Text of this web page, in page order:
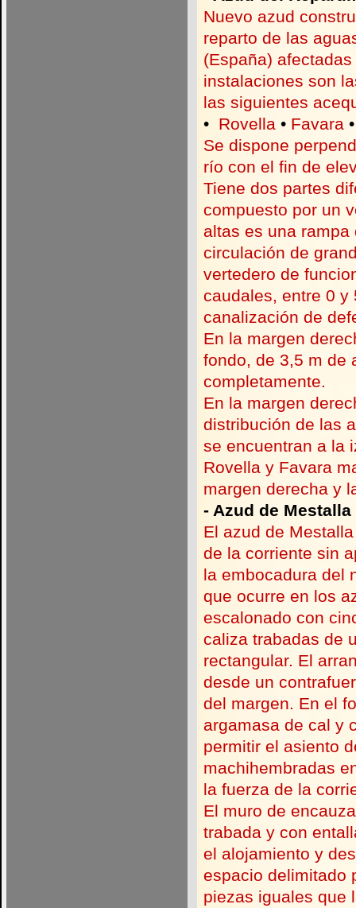
Nuevo azud
reparto de las
(España)
instalaciones son
las siguientes
• Rovella • Favara
Se dispone
río con el fin de
Tiene dos partes
compuesto por un
altas es una
circulación de
vertedero de
caudales, entre 0 y
canalización de
En la margen
fondo, de 3,5 m de
completamente.
En la margen
distribución de las
se encuentran a la
Rovella y Favara
margen derecha y
- Azud de Mestalla
El azud de
de la corriente sin
la embocadura del
que ocurre en los
escalonado con
caliza trabadas de
rectangular. El
desde un
del margen. En el
argamasa de cal y
permitir el asiento
machihembradas
la fuerza de la
El muro de
trabada y con
el alojamiento y
espacio delimitado
piezas iguales que